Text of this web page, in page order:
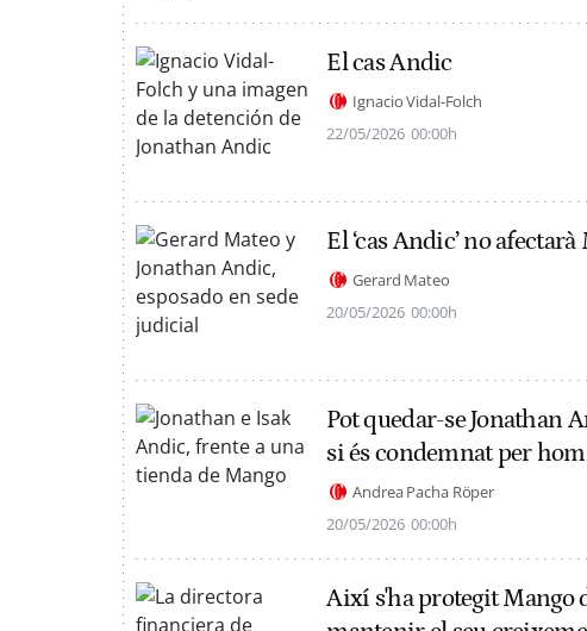
El cas Andic
Ignacio Vidal-Folch
22/05/2026 00:00h
El ‘cas Andic’ no afectarà
Gerard Mateo
20/05/2026 00:00h
Pot quedar-se Jonathan
si és condemnat per
Andrea Pacha Röper
20/05/2026 00:00h
Així s'ha protegit Mango